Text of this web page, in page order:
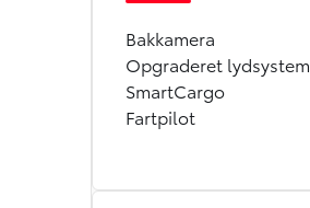
Bakkamera
Opgraderet lydsystem
SmartCargo
Fartpilot